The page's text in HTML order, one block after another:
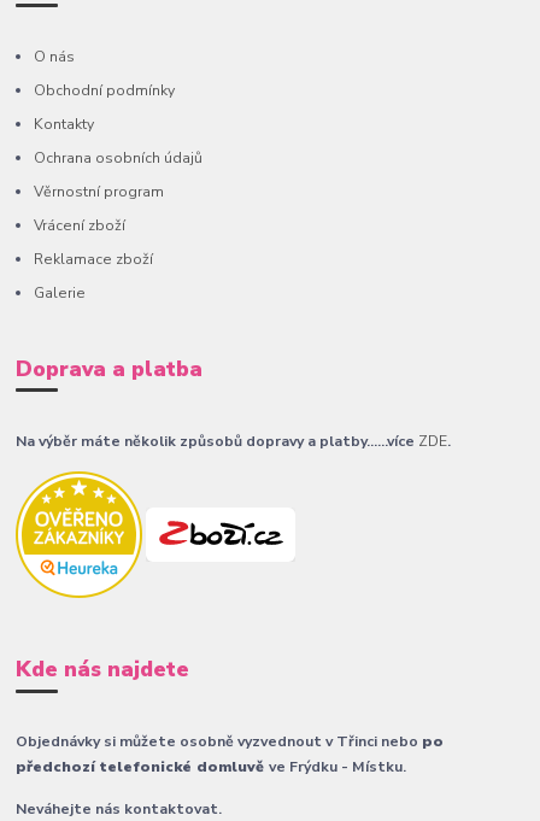
O nás
Obchodní podmínky
Kontakty
Ochrana osobních údajů
Věrnostní program
Vrácení zboží
Reklamace zboží
Galerie
Doprava a platba
Na výběr máte několik způsobů dopravy a platby......více ZDE.
Kde nás najdete
Objednávky si můžete osobně vyzvednout v Třinci nebo po
předchozí telefonické domluvěve Frýdku - Místku.
Neváhejte nás kontaktovat.